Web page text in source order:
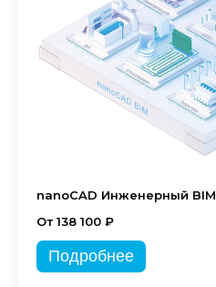
nanoCAD Инженерный BIM
От 138 100 ₽
Подробнее